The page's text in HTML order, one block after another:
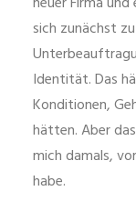
sich zunächst
Identität. Das
Konditionen,
hätten. Aber
mich damals,
habe.